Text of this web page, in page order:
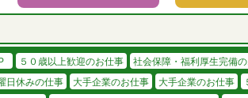
５０歳以上歓迎のお仕事
社会保障・福利厚生完備
日休みの仕事
大手企業のお仕事 大手企業のお仕事